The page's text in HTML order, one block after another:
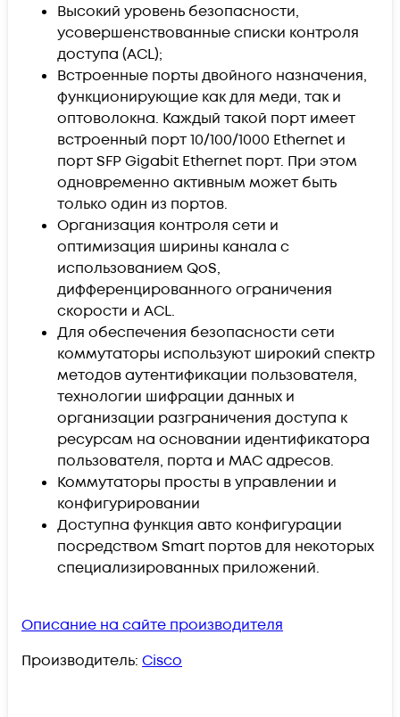
Высокий уровень безопасности,
усовершенствованные списки контроля
доступа (ACL);
Встроенные порты двойного назначения,
функционирующие как для меди, так и
оптоволокна. Каждый такой порт имеет
встроенный порт 10/100/1000 Ethernet и
порт SFP Gigabit Ethernet порт. При этом
одновременно активным может быть
только один из портов.
Организация контроля сети и
оптимизация ширины канала с
использованием QoS,
дифференцированного ограничения
скорости и ACL.
Для обеспечения безопасности сети
коммутаторы используют широкий спектр
методов аутентификации пользователя,
технологии шифрации данных и
организации разграничения доступа к
ресурсам на основании идентификатора
пользователя, порта и MAC адресов.
Коммутаторы просты в управлении и
конфигурировании
Доступна функция авто конфигурации
посредством Smart портов для некоторых
специализированных приложений.
Описание на сайте производителя
Производитель: Cisco